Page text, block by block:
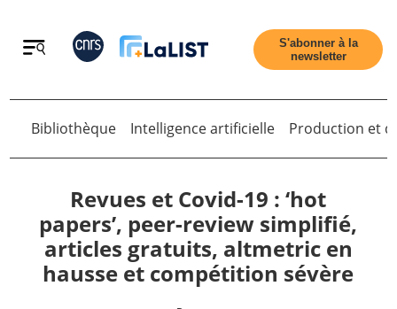
Retour
Accueil
S'abonner à la
newsletter
Retour
Bibliothèque Intelligence artificielle Production et
Revues et Covid-19 : ‘hot
papers’, peer-review simplifié,
articles gratuits, altmetric en
hausse et compétition sévère